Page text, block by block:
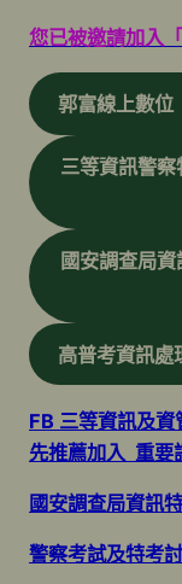
您已被邀請加入
郭富線上數
三等資訊警
國安調查局
高普考資訊
FB 三等資訊及
先推薦加入 重要
國安調查局資訊
警察考試及特考